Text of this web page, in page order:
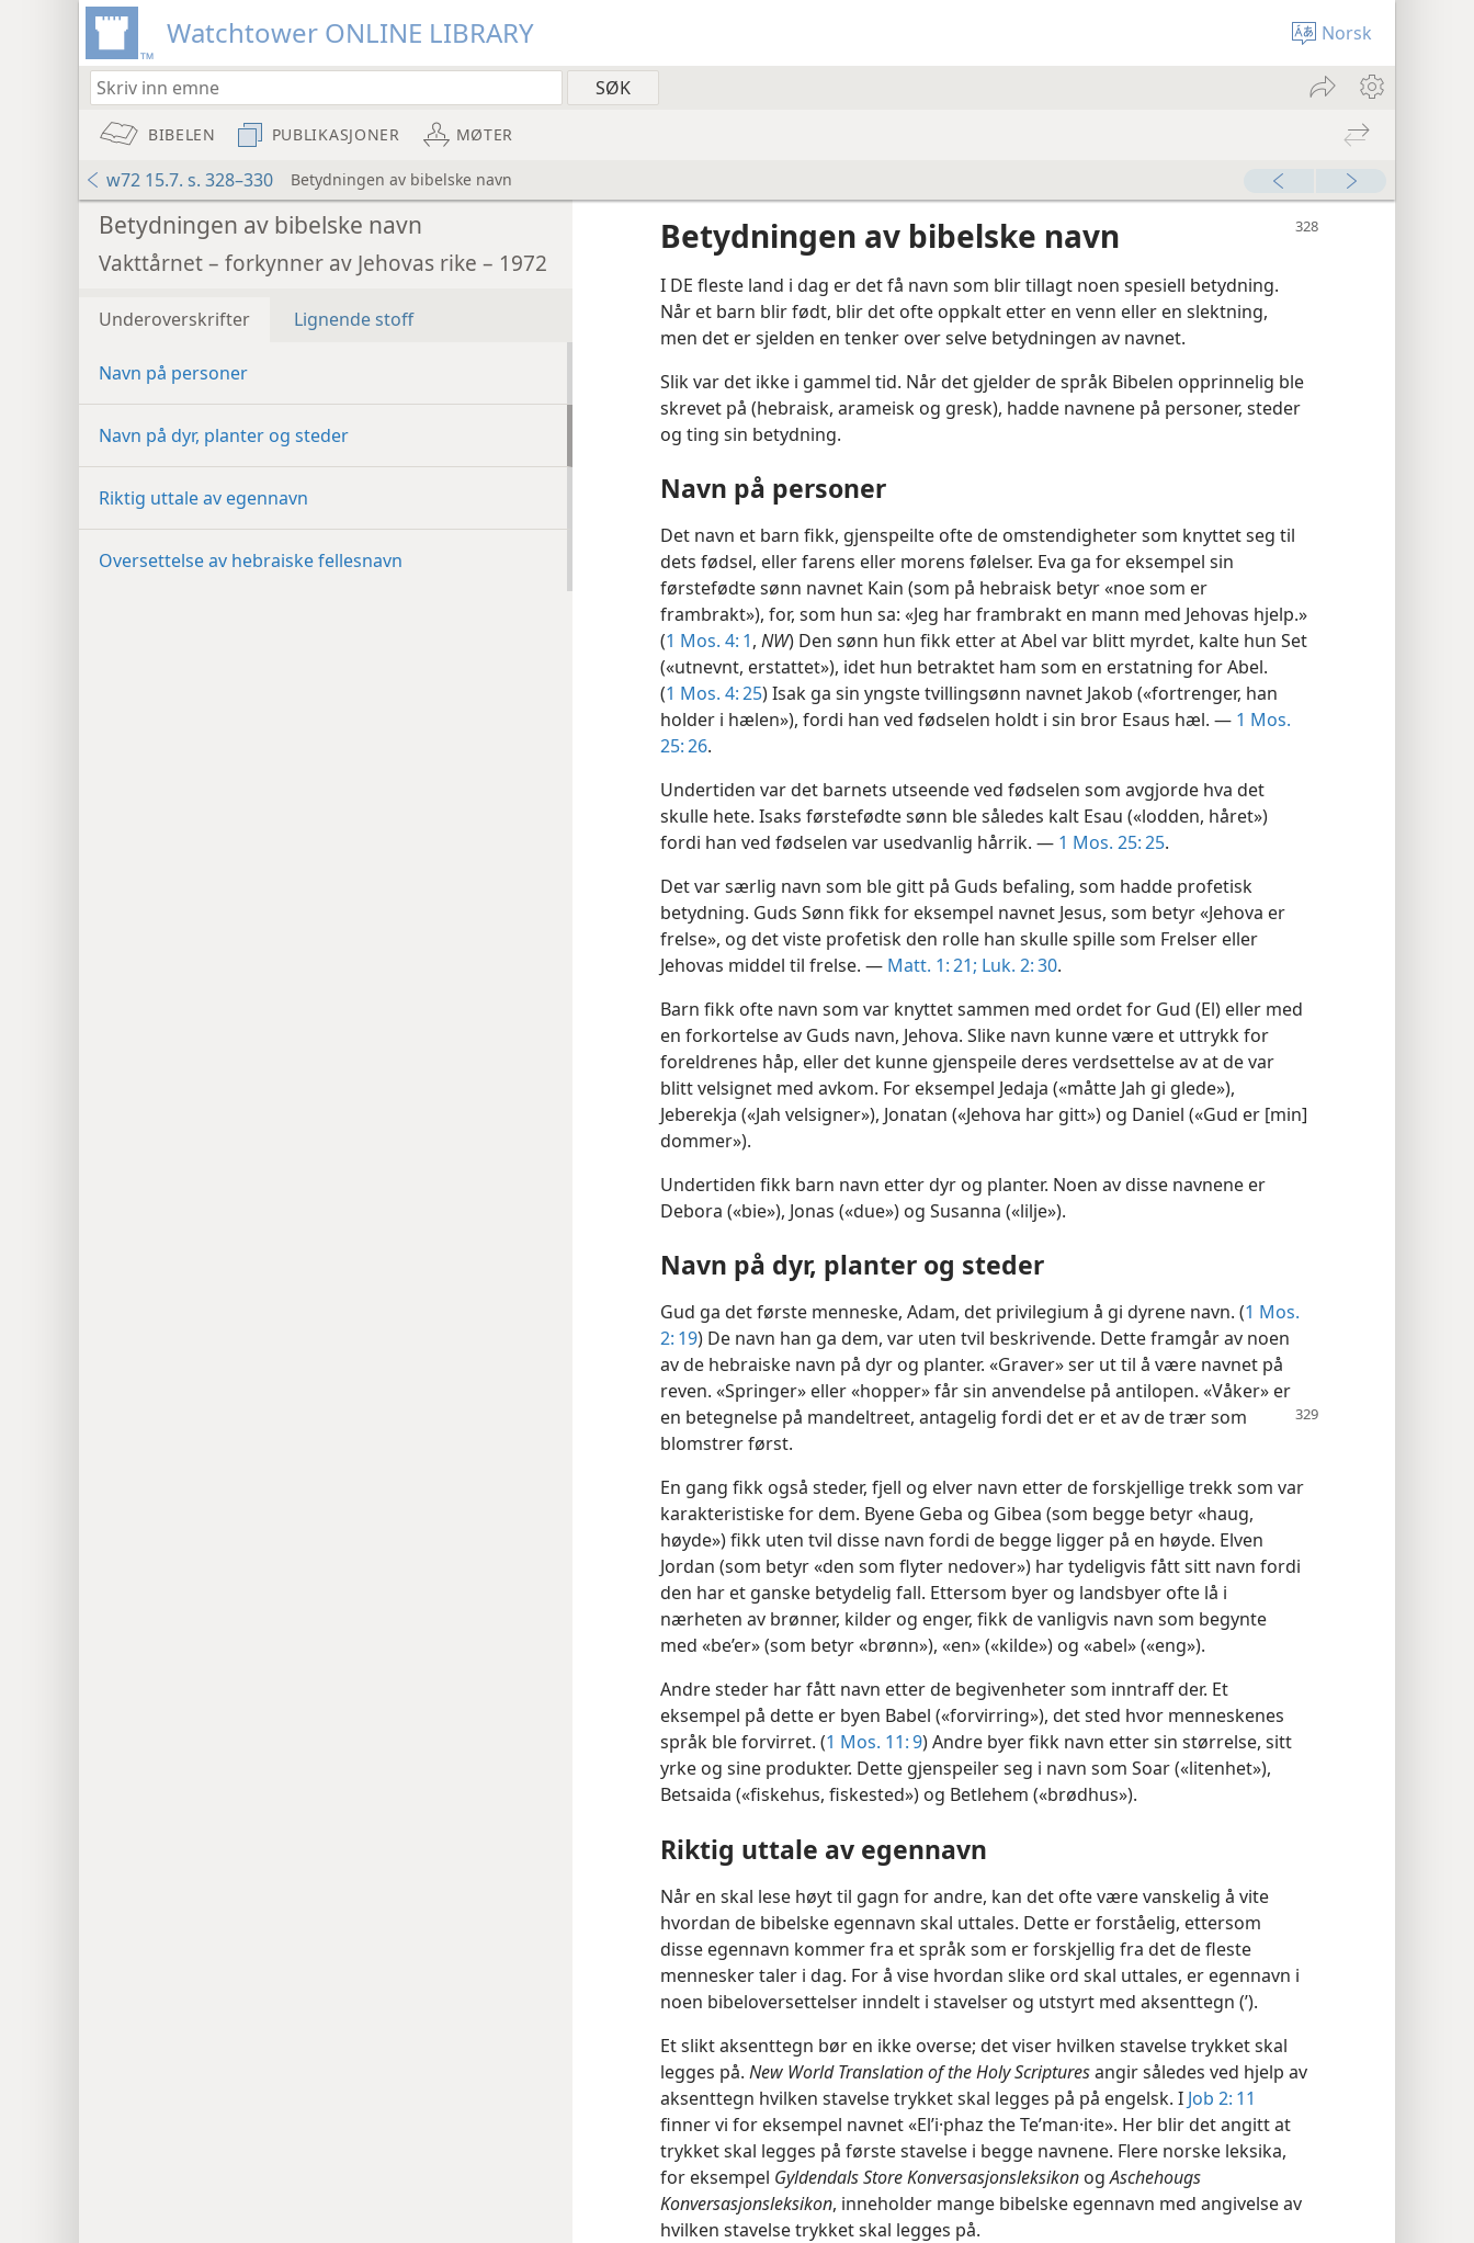
Watchtower ONLINE LIBRARY Norsk
BIBELEN PUBLIKASJONER MØTER
w72 15.7. s. 328–330 Betydningen av bibelske navn
Betydningen av bibelske navn
Vakttårnet – forkynner av Jehovas rike – 1972
Underoverskrifter Lignende stoff
Navn på personer
Navn på dyr, planter og steder
Riktig uttale av egennavn
Oversettelse av hebraiske fellesnavn
Betydningen av bibelske navn
I DE fleste land i dag er det få navn som blir tillagt noen spesiell betydning.
Når et barn blir født, blir det ofte oppkalt etter en venn eller en slektning,
men det er sjelden en tenker over selve betydningen av navnet.
Slik var det ikke i gammel tid. Når det gjelder de språk Bibelen opprinnelig ble
skrevet på (hebraisk, arameisk og gresk), hadde navnene på personer, steder
og ting sin betydning.
Navn på personer
Det navn et barn fikk, gjenspeilte ofte de omstendigheter som knyttet seg til
dets fødsel, eller farens eller morens følelser. Eva ga for eksempel sin
førstefødte sønn navnet Kain (som på hebraisk betyr «noe som er
frambrakt»), for, som hun sa: «Jeg har frambrakt en mann med Jehovas hjelp.»
(1 Mos. 4: 1, NW) Den sønn hun fikk etter at Abel var blitt myrdet, kalte hun Set
(«utnevnt, erstattet»), idet hun betraktet ham som en erstatning for Abel.
(1 Mos. 4: 25) Isak ga sin yngste tvillingsønn navnet Jakob («fortrenger, han
holder i hælen»), fordi han ved fødselen holdt i sin bror Esaus hæl. — 1 Mos.
25: 26.
Undertiden var det barnets utseende ved fødselen som avgjorde hva det
skulle hete. Isaks førstefødte sønn ble således kalt Esau («lodden, håret»)
fordi han ved fødselen var usedvanlig hårrik. — 1 Mos. 25: 25.
Det var særlig navn som ble gitt på Guds befaling, som hadde profetisk
betydning. Guds Sønn fikk for eksempel navnet Jesus, som betyr «Jehova er
frelse», og det viste profetisk den rolle han skulle spille som Frelser eller
Jehovas middel til frelse. — Matt. 1: 21; Luk. 2: 30.
Barn fikk ofte navn som var knyttet sammen med ordet for Gud (El) eller med
en forkortelse av Guds navn, Jehova. Slike navn kunne være et uttrykk for
foreldrenes håp, eller det kunne gjenspeile deres verdsettelse av at de var
blitt velsignet med avkom. For eksempel Jedaja («måtte Jah gi glede»),
Jeberekja («Jah velsigner»), Jonatan («Jehova har gitt») og Daniel («Gud er [min]
dommer»).
Undertiden fikk barn navn etter dyr og planter. Noen av disse navnene er
Debora («bie»), Jonas («due») og Susanna («lilje»).
Navn på dyr, planter og steder
Gud ga det første menneske, Adam, det privilegium å gi dyrene navn. (1 Mos.
2: 19) De navn han ga dem, var uten tvil beskrivende. Dette framgår av noen
av de hebraiske navn på dyr og planter. «Graver» ser ut til å være navnet på
reven. «Springer» eller «hopper» får sin anvendelse på antilopen. «Våker» er
en betegnelse på mandeltreet, antagelig fordi det er et av de trær som
blomstrer først.
En gang fikk også steder, fjell og elver navn etter de forskjellige trekk som var
karakteristiske for dem. Byene Geba og Gibea (som begge betyr «haug,
høyde») fikk uten tvil disse navn fordi de begge ligger på en høyde. Elven
Jordan (som betyr «den som flyter nedover») har tydeligvis fått sitt navn fordi
den har et ganske betydelig fall. Ettersom byer og landsbyer ofte lå i
nærheten av brønner, kilder og enger, fikk de vanligvis navn som begynte
med «be’er» (som betyr «brønn»), «en» («kilde») og «abel» («eng»).
Andre steder har fått navn etter de begivenheter som inntraff der. Et
eksempel på dette er byen Babel («forvirring»), det sted hvor menneskenes
språk ble forvirret. (1 Mos. 11: 9) Andre byer fikk navn etter sin størrelse, sitt
yrke og sine produkter. Dette gjenspeiler seg i navn som Soar («litenhet»),
Betsaida («fiskehus, fiskested») og Betlehem («brødhus»).
Riktig uttale av egennavn
Når en skal lese høyt til gagn for andre, kan det ofte være vanskelig å vite
hvordan de bibelske egennavn skal uttales. Dette er forståelig, ettersom
disse egennavn kommer fra et språk som er forskjellig fra det de fleste
mennesker taler i dag. For å vise hvordan slike ord skal uttales, er egennavn i
noen bibeloversettelser inndelt i stavelser og utstyrt med aksenttegn (’).
Et slikt aksenttegn bør en ikke overse; det viser hvilken stavelse trykket skal
legges på. New World Translation of the Holy Scripturesangir således ved hjelp av
aksenttegn hvilken stavelse trykket skal legges på på engelsk. I Job 2: 11
finner vi for eksempel navnet «El’i·phaz the Te’man·ite». Her blir det angitt at
trykket skal legges på første stavelse i begge navnene. Flere norske leksika,
for eksempel Gyldendals Store Konversasjonsleksikon ogAschehougs
Konversasjonsleksikon, inneholder mange bibelske egennavn med angivelse av
hvilken stavelse trykket skal legges på.